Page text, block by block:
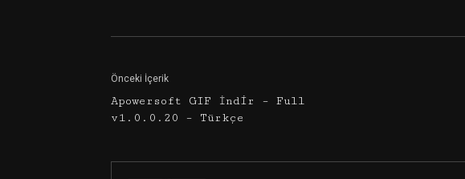
Önceki İçerik
Apowersoft GIF İndir – Full
v1.0.0.20 – Türkçe